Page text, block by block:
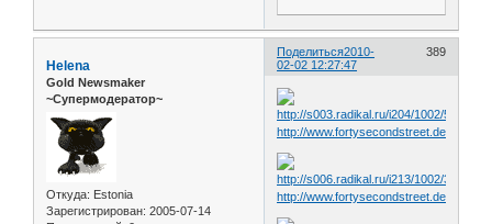
Поделиться 389
2010-
02-02 12:27:47
Helena
Gold Newsmaker
~Супермодератор~
Откуда: Estonia
Зарегистрирован: 2005-07-14
http://www.fortysecondstreet.de/
http://www.fortysecondstreet.de/